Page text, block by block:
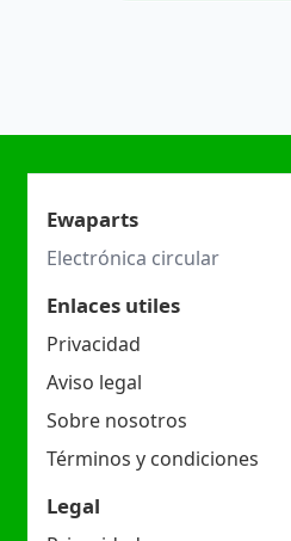
Ewaparts
Electrónica circular
Enlaces utiles
Privacidad
Aviso legal
Sobre nosotros
Términos y condiciones
Legal